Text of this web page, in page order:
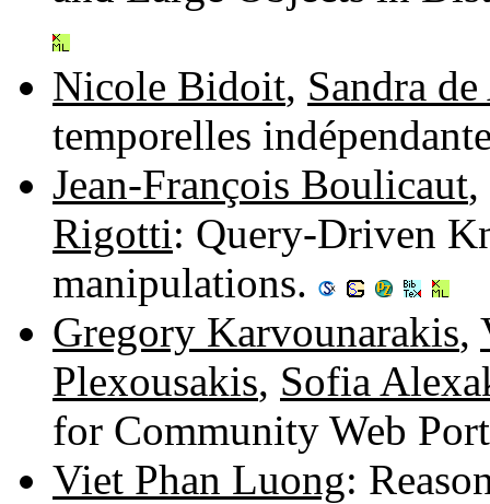
Nicole Bidoit, Sandra
temporelles
Jean-François Boulicaut,
Rigotti: Query-Driven
manipulations.
Gregory Karvounarakis,
Plexousakis, Sofia
for Community Web
Viet Phan Luong: